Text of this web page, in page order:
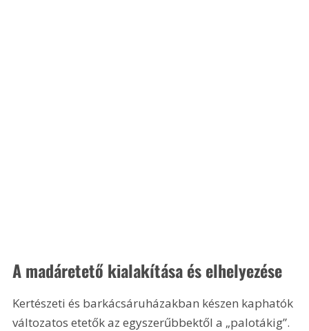
A madáretető kialakítása és elhelyezése
Kertészeti és barkácsáruházakban készen kaphatók
változatos etetők az egyszerűbbektől a „palotákig”.